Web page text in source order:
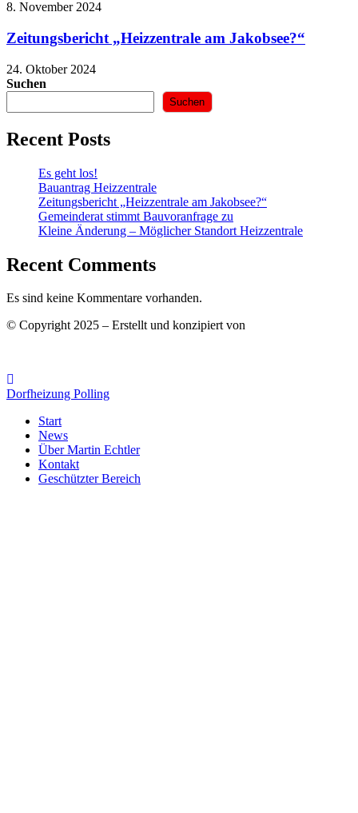
8. November 2024
Zeitungsbericht „Heizzentrale am Jakobsee?“
24. Oktober 2024
Suchen
Suchen
Recent Posts
Es geht los!
Bauantrag Heizzentrale
Zeitungsbericht „Heizzentrale am Jakobsee?“
Gemeinderat stimmt Bauvoranfrage zu
Kleine Änderung – Möglicher Standort Heizzentrale
Recent Comments
Es sind keine Kommentare vorhanden.
© Copyright 2025 – Erstellt und konzipiert von
Dorfheizung Polling
Start
News
Über Martin Echtler
Kontakt
Geschützter Bereich